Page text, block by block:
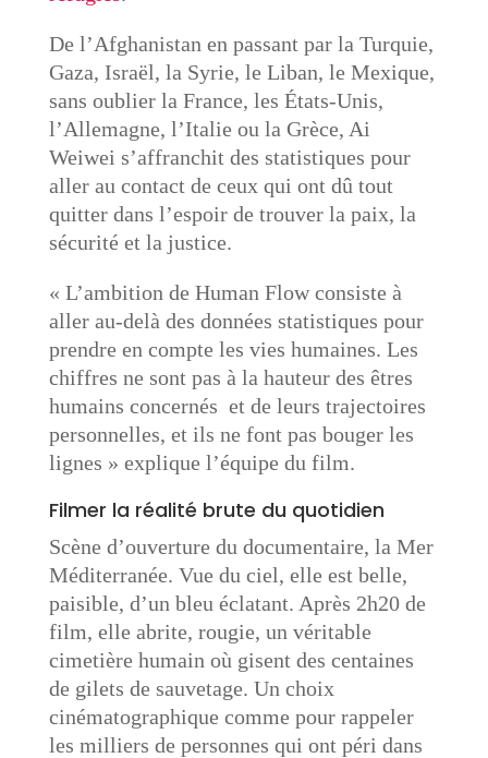
De l’Afghanistan en passant par la Turquie,
Gaza, Israël, la Syrie, le Liban, le Mexique,
sans oublier la France, les États-Unis,
l’Allemagne, l’Italie ou la Grèce, Ai
Weiwei s’affranchit des statistiques pour
aller au contact de ceux qui ont dû tout
quitter dans l’espoir de trouver la paix, la
sécurité et la justice.
« L’ambition de Human Flow consiste à
aller au-delà des données statistiques pour
prendre en compte les vies humaines. Les
chiffres ne sont pas à la hauteur des êtres
humains concernés et de leurs trajectoires
personnelles, et ils ne font pas bouger les
lignes » explique l’équipe du film.
Filmer la réalité brute du quotidien
Scène d’ouverture du documentaire, la Mer
Méditerranée. Vue du ciel, elle est belle,
paisible, d’un bleu éclatant. Après 2h20 de
film, elle abrite, rougie, un véritable
cimetière humain où gisent des centaines
de gilets de sauvetage. Un choix
cinématographique comme pour rappeler
les milliers de personnes qui ont péri dans